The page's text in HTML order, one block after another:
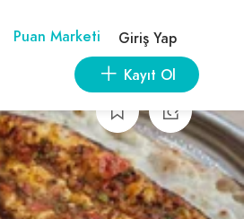
Puan Marketi
Giriş Yap
Kayıt Ol